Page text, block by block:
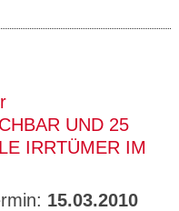
UND 25
IRRTÜMER IM
15.03.2010